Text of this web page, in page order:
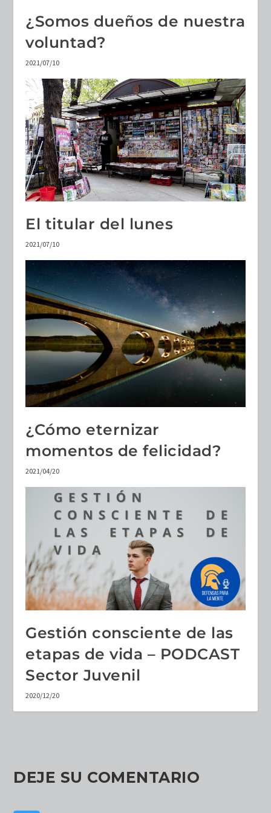
¿Somos dueños de nuestra
voluntad?
2021/07/10
El titular del lunes
2021/07/10
¿Cómo eternizar
momentos de felicidad?
2021/04/20
Gestión consciente de las
etapas de vida – PODCAST
Sector Juvenil
2020/12/20
DEJE SU COMENTARIO